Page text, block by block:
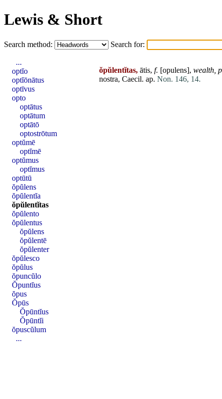
Lewis & Short
Search method: Search for:
ŏpŭlentĭtas, ātis, f. [opulens], wealth,
nostra, Caecil. ap. Non. 146, 14.
...
optĭo
optĭōnātus
optīvus
opto
optātus
optātum
optātō
optostrōtum
optŭmē
optĭmē
optŭmus
optĭmus
optūtū
ŏpŭlens
ŏpŭlentĭa
ŏpŭlentĭtas
ŏpŭlento
ŏpŭlentus
ŏpŭlens
ŏpŭlentē
ŏpŭlenter
ŏpŭlesco
ŏpŭlus
ŏpuncŭlo
Ŏpuntĭus
ŏpus
Ŏpūs
Ŏpūntĭus
Ŏpūntĭi
ŏpuscŭlum
...